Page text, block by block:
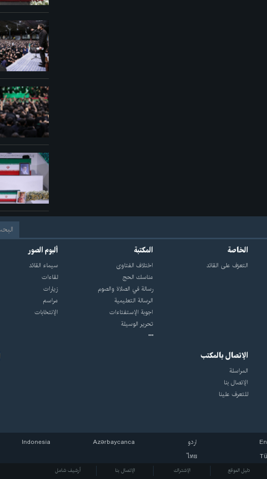
الخاصة
التعرّف على القائد
المكتبة
اختلاف الفتاوى
مناسك الحج
رسالة في الصلاة والصوم
الرسالة التعليمية
اجوبة الإستفتاءات
تحرير الوسيلة
ألبوم الصور
سيماء القائد
لقاءات
زيارات
مراسم
الإنتخابات
الإتصال بالمكتب
المراسلة
الإتصال بنا
للتعرف علينا
اردو Azərbaycanca
Indonesia
ไทย
دليل الموقع الإشتراك الإتصال بنا أرشيف شامل